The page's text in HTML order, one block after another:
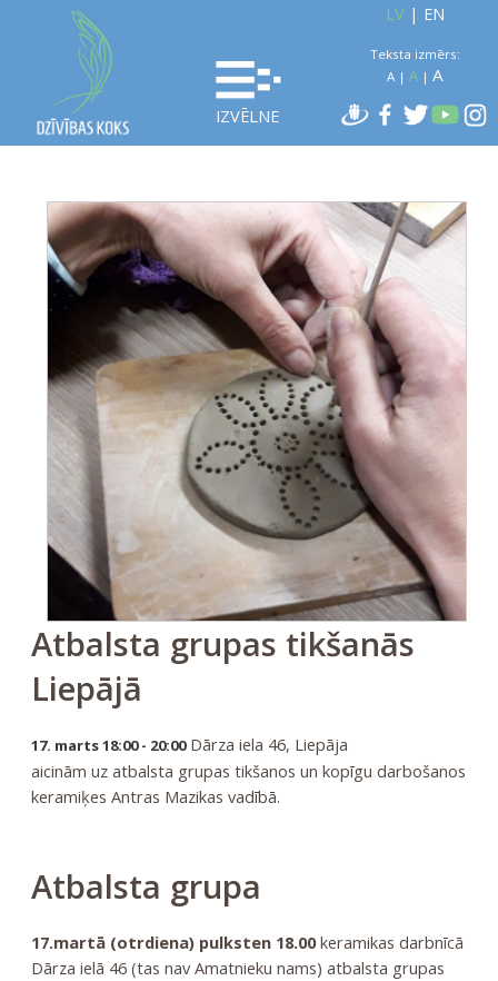
IZVĒLNE
LV| EN
Teksta izmērs:
A| A| A
Atbalsta grupas tikšanās
Liepājā
17. marts 18:00 - 20:00Dārza iela 46, Liepāja
aicinām uz atbalsta grupas tikšanos un kopīgu darbošanos
keramiķes Antras Mazikas vadībā.
Atbalsta grupa
17.martā (otrdiena) pulksten 18.00keramikas darbnīcā
Dārza ielā 46 (tas nav Amatnieku nams) atbalsta grupas